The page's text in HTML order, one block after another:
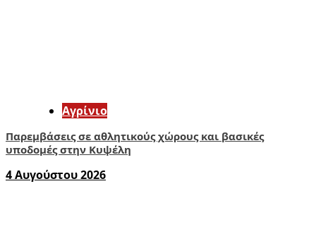
Aγρίνιο
Παρεμβάσεις σε αθλητικούς χώρους και βασικές
υποδομές στην Κυψέλη
4 Αυγούστου 2026